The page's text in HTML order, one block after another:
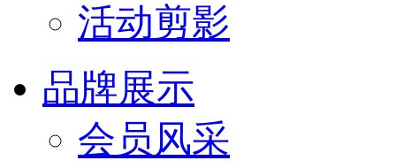
活动剪影
品牌展示
会员风采